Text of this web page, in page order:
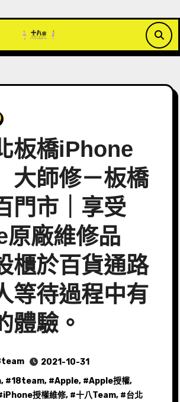
板橋iPhone
大師修－板橋
門市｜享受
廠維修品
櫃於百貨通路
等待過程中有
體驗。
2021-10-31
, #18team, #Apple, #Apple授權,
iPhone授權維修, #十八Team, #台北